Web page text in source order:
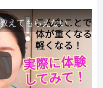
【究極の気付き】病院では教えてもらえない、その長年悩んできた痛み、症状、どうして治らないのか？痛みの正体、実際に今すぐ試して知ってほしい。